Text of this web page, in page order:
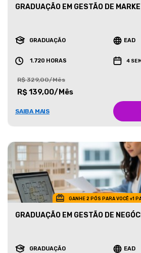
GRADUAÇÃO EM GESTÃO DE
GRADUAÇÃO EAD
1.720 HORAS 4
R$ 329,00/Mês
R$ 139,00/Mês
SAIBA MAIS
GANHE 2 PÓS PARA VOCÊ +1
GRADUAÇÃO EM GESTÃO DE
GRADUAÇÃO EAD